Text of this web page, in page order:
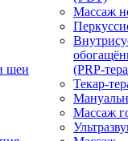
шеи
Массаж
(PRP-
Текар-
Массаж